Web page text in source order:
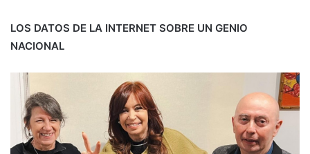
LOS DATOS DE LA INTERNET SOBRE UN GENIO
NACIONAL